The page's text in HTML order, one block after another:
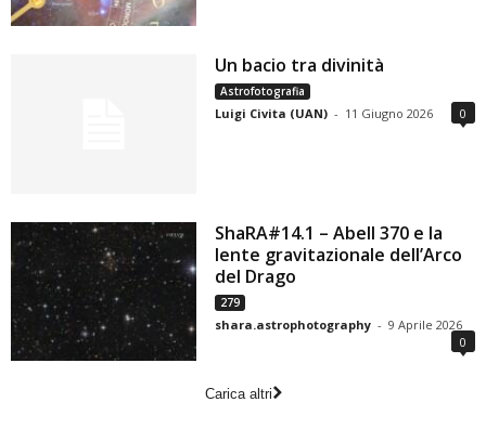
Un bacio tra divinità
Astrofotografia
Luigi Civita (UAN) - 11 Giugno 2026 0
ShaRA#14.1 – Abell 370 e la
lente gravitazionale dell’Arco
del Drago
279
shara.astrophotography - 9 Aprile 2026
0
Carica altri